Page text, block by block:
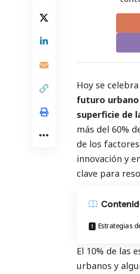
Hoy se
futuro
superficie de
más del 60%
de los
innovación y
clave para
Estrategias
El 10% de las
urbanos y